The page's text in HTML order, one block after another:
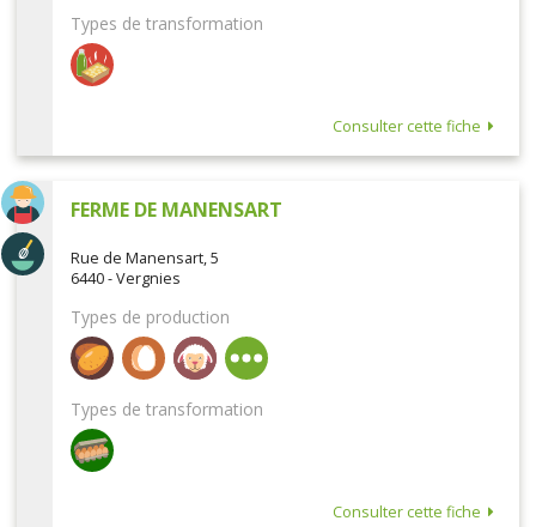
Types de transformation
Consulter cette fiche
FERME DE MANENSART
Rue de Manensart, 5
6440 - Vergnies
Types de production
Types de transformation
Consulter cette fiche